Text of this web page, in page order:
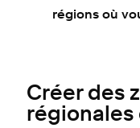
régions où
Créer des
régionales